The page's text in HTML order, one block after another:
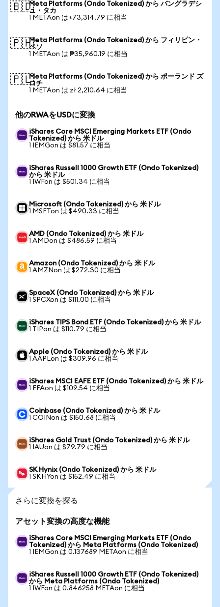
🇧🇩Meta Platforms (Ondo Tokenized) から バングラデシ
ュ・タカ
1 METAon は ৳73,314.79 に相当
🇵🇭Meta Platforms (Ondo Tokenized) から フィリピン・
ペソ
1 METAon は ₱35,960.19 に相当
🇵🇱Meta Platforms (Ondo Tokenized) から ポーランド ズ
ロチ
1 METAon は zł 2,210.64 に相当
他のRWAをUSDに変換
iShares Core MSCI Emerging Markets ETF (Ondo
Tokenized) から 米ドル
1 IEMGon は $81.57 に相当
iShares Russell 1000 Growth ETF (Ondo Tokenized)
から 米ドル
1 IWFon は $501.34 に相当
Microsoft (Ondo Tokenized) から 米ドル
1 MSFTon は $490.33 に相当
AMD (Ondo Tokenized) から 米ドル
1 AMDon は $486.59 に相当
Amazon (Ondo Tokenized) から 米ドル
1 AMZNon は $272.30 に相当
SpaceX (Ondo Tokenized) から 米ドル
1 SPCXon は $111.00 に相当
iShares TIPS Bond ETF (Ondo Tokenized) から 米ドル
1 TIPon は $110.79 に相当
Apple (Ondo Tokenized) から 米ドル
1 AAPLon は $309.96 に相当
iShares MSCI EAFE ETF (Ondo Tokenized) から 米ドル
1 EFAon は $109.54 に相当
Coinbase (Ondo Tokenized) から 米ドル
1 COINon は $150.68 に相当
iShares Gold Trust (Ondo Tokenized) から 米ドル
1 IAUon は $79.79 に相当
SK Hynix (Ondo Tokenized) から 米ドル
1 SKHYon は $152.49 に相当
さらに変換を探る
アセット変換の高度な機能
iShares Core MSCI Emerging Markets ETF (Ondo
Tokenized) から Meta Platforms (Ondo Tokenized)
1 IEMGon は 0.137689 METAon に相当
iShares Russell 1000 Growth ETF (Ondo Tokenized)
から Meta Platforms (Ondo Tokenized)
1 IWFon は 0.846258 METAon に相当